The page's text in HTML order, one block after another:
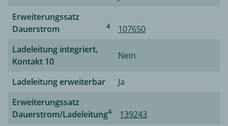
Erweiterungssatz
Dauerstrom
4
107650
Ladeleitung integriert,
Kontakt 10
Nein
Ladeleitung erweiterbar
Ja
Erweiterungssatz
Dauerstrom/Ladeleitung4
139243